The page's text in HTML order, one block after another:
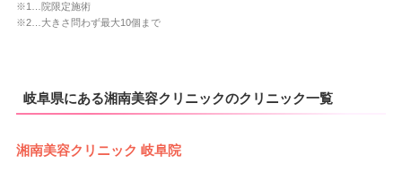
※1…院限定施術
※2…大きさ問わず最大10個まで
岐阜県にある湘南美容クリニックのクリニック一覧
湘南美容クリニック 岐阜院